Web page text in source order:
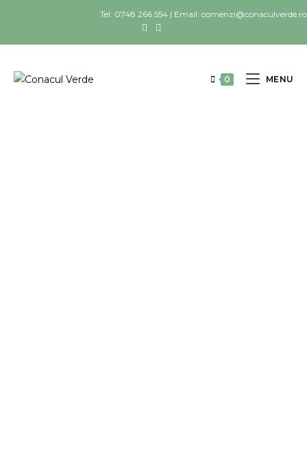
Tel: 0748 266 554 | Email: comenzi@conaculverde.ro
0 MENU